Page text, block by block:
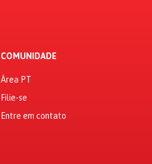
COMUNIDADE
Área PT
Filie-se
Entre em contato